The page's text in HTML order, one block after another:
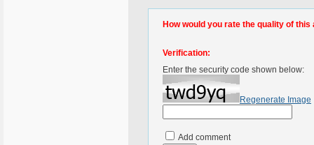
How would you rate the quality of this
Verification:
Enter the security code shown below:
Regenerate Image
Add comment